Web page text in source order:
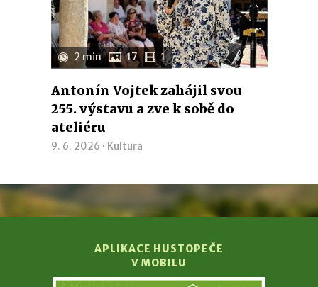
2 min 17 1
Antonín Vojtek zahájil svou
255. výstavu a zve k sobě do
ateliéru
9. 6. 2026 · Kultura
APLIKACE HUSTOPEČE
V MOBILU